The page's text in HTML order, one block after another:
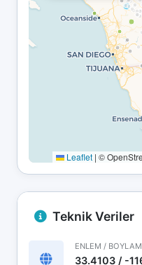
Leaflet | ©
Teknik Veriler
ENLEM / BOYLAM
33.4103 / -